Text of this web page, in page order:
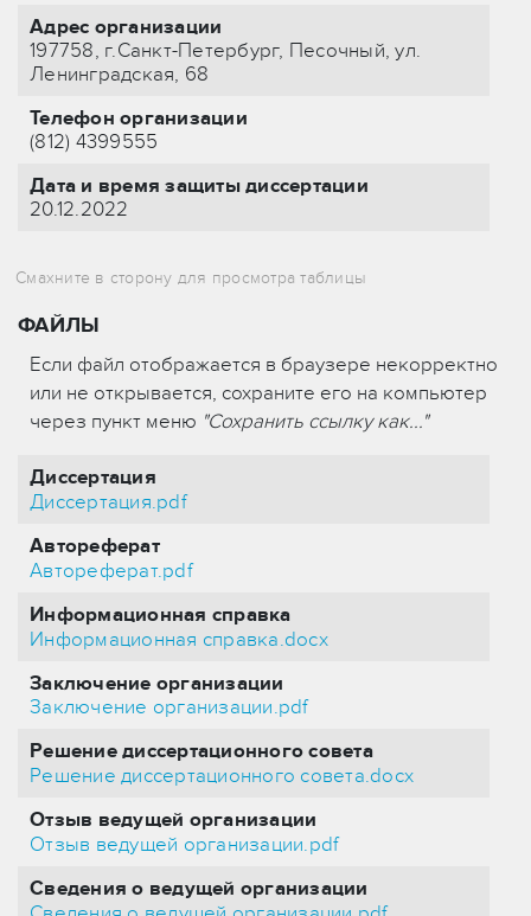
Адрес организации
197758, г.Санкт-Петербург, Песочный, ул.
Ленинградская, 68
Телефон организации
(812) 4399555
Дата и время защиты диссертации
20.12.2022
ФАЙЛЫ
Если файл отображается в браузере некорректно
или не открывается, сохраните его на компьютер
через пункт меню "Сохранить ссылку как..."
Диссертация
Диссертация.pdf
Автореферат
Автореферат.pdf
Информационная справка
Информационная справка.docx
Заключение организации
Заключение организации.pdf
Решение диссертационного совета
Решение диссертационного совета.docx
Отзыв ведущей организации
Отзыв ведущей организации.pdf
Сведения о ведущей организации